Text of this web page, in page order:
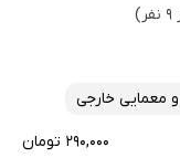
معمایی خارجی
۲۹۰,۰۰۰ تومان